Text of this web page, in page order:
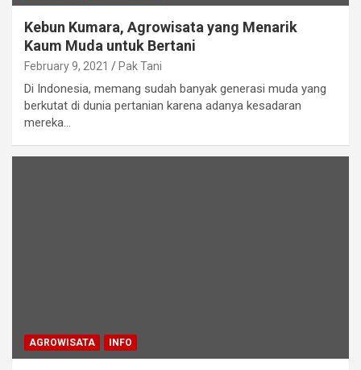
Kebun Kumara, Agrowisata yang Menarik
Kaum Muda untuk Bertani
February 9, 2021 Pak Tani
Di Indonesia, memang sudah banyak generasi muda yang
berkutat di dunia pertanian karena adanya kesadaran
mereka…
AGROWISATA INFO